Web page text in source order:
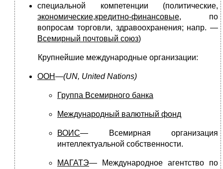
специальной компетенции (политические,
экономические,кредитно-финансовые, по
вопросам торговли, здравоохранения; напр. —
Всемирный почтовый союз)
Крупнейшие международные организации:
ООН—(UN, United Nations)
Группа Всемирного банка
Международный валютный фонд
ВОИС— Всемирная организация
интеллектуальной собственности.
МАГАТЭ— Международное агентство по